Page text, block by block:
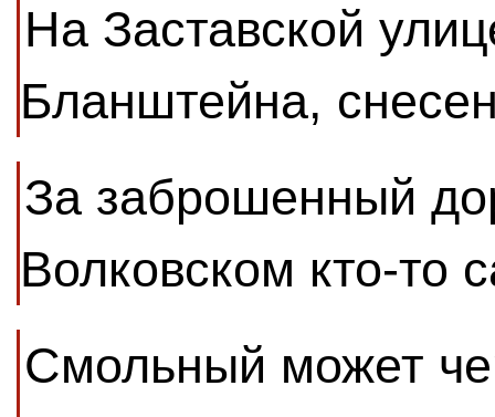
На Заставской
Бланштейна,
За заброшенный
Волковском кто-то
Смольный может